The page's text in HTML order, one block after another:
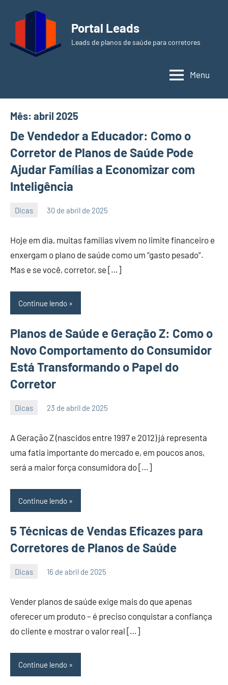
conteúdo
Portal Leads
Leads de planos de saúde para corretores
Menu
Mês: abril 2025
De Vendedor a Educador: Como o
Corretor de Planos de Saúde Pode
Ajudar Famílias a Economizar com
Inteligência
Dicas 30 de abril de 2025
Hoje em dia, muitas famílias vivem no limite financeiro e
enxergam o plano de saúde como um “gasto pesado”.
Mas e se você, corretor, se […]
Continue lendo
Planos de Saúde e Geração Z: Como o
Novo Comportamento do Consumidor
Está Transformando o Papel do
Corretor
Dicas 23 de abril de 2025
A Geração Z (nascidos entre 1997 e 2012) já representa
uma fatia importante do mercado e, em poucos anos,
será a maior força consumidora do […]
Continue lendo
5 Técnicas de Vendas Eficazes para
Corretores de Planos de Saúde
Dicas 16 de abril de 2025
Vender planos de saúde exige mais do que apenas
oferecer um produto – é preciso conquistar a confiança
do cliente e mostrar o valor real […]
Continue lendo